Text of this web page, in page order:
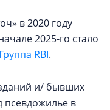
в 2020 году
2025-го стало
RBI.
и/ бывших
псевдожилье в